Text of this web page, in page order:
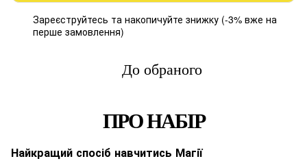
Зареєструйтесь та накопичуйте знижку (-3% вже на
перше замовлення)
До обраного
ПРО НАБІР
Найкращий спосіб навчитись Магії